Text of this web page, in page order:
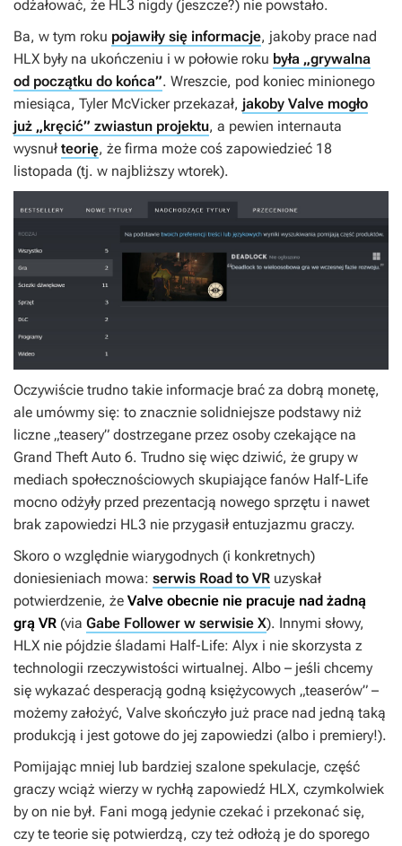
odżałować, że HL3 nigdy (jeszcze?) nie powstało.
Ba, w tym roku pojawiły się informacje, jakoby prace nad
HLX były na ukończeniu i w połowie roku była „grywalna
od początku do końca”. Wreszcie, pod koniec minionego
miesiąca, Tyler McVicker przekazał, jakoby Valve mogło
już „kręcić” zwiastun projektu, a pewien internauta
wysnuł teorię, że firma może coś zapowiedzieć 18
listopada (tj. w najbliższy wtorek).
Oczywiście trudno takie informacje brać za dobrą monetę,
ale umówmy się: to znacznie solidniejsze podstawy niż
liczne „teasery” dostrzegane przez osoby czekające na
Grand Theft Auto 6. Trudno się więc dziwić, że grupy w
mediach społecznościowych skupiające fanów Half-Life
mocno odżyły przed prezentacją nowego sprzętu i nawet
brak zapowiedzi HL3 nie przygasił entuzjazmu graczy.
Skoro o względnie wiarygodnych (i konkretnych)
doniesieniach mowa: serwis Road to VR uzyskał
potwierdzenie, że Valve obecnie nie pracuje nad żadną
grą VR (via Gabe Follower w serwisie X). Innymi słowy,
HLX nie pójdzie śladami Half-Life: Alyx i nie skorzysta z
technologii rzeczywistości wirtualnej. Albo – jeśli chcemy
się wykazać desperacją godną księżycowych „teaserów” –
możemy założyć, Valve skończyło już prace nad jedną taką
produkcją i jest gotowe do jej zapowiedzi (albo i premiery!).
Pomijając mniej lub bardziej szalone spekulacje, część
graczy wciąż wierzy w rychłą zapowiedź HLX, czymkolwiek
by on nie był. Fani mogą jedynie czekać i przekonać się,
czy te teorie się potwierdzą, czy też odłożą je do sporego